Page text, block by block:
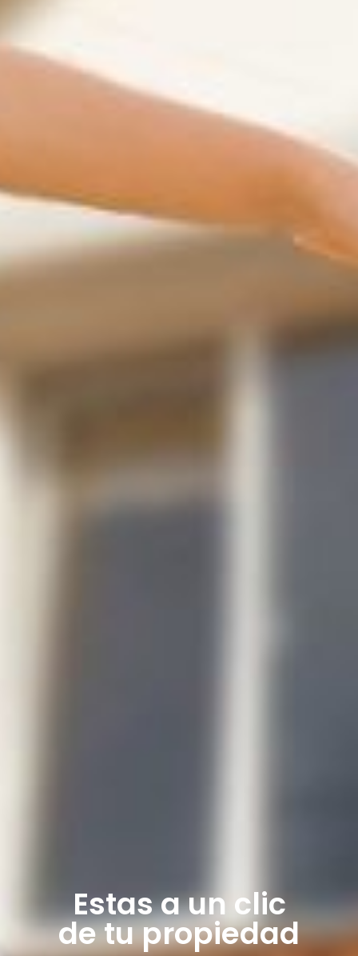
Estas a un clic
de tu propiedad